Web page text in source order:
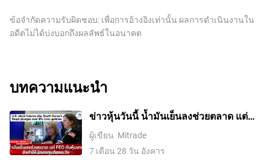
ข้อจำกัดความรับผิดชอบ: เพื่อการอ้างอิงเท่านั้น ผลการดำเนินงานใน
อดีตไม่ได้บ่งบอกถึงผลลัพธ์ในอนาคต
บทความแนะนำ
ข่าวหุ้นวันนี้ น้ำมันเย็นลงช่วยตลาด แต่
Fed กับหุ้นเทคยังทำให้นักลงทุนต้องระวัง
ผู้เขียน Mitrade
7 เดือน 28 วัน อังคาร